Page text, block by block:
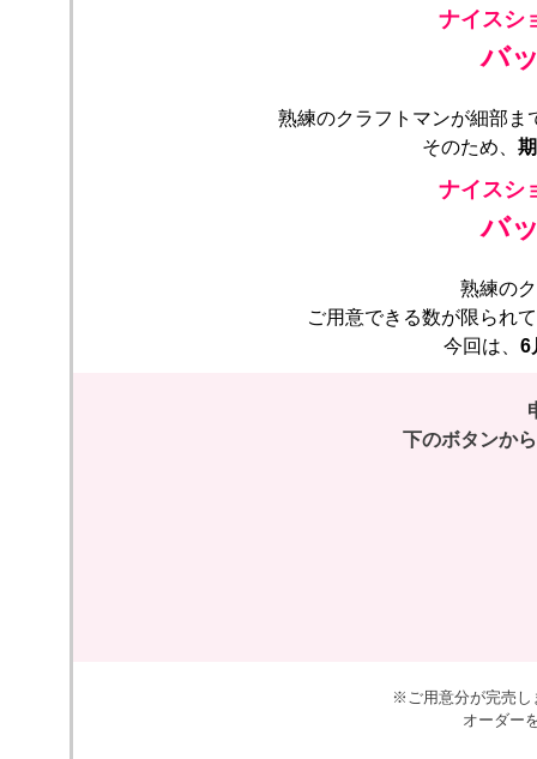
ナイスシ
バ
熟練のクラフトマンが細部ま
そのため、
ナイスシ
バ
熟練の
ご用意できる数が限られ
今回は、 6
下のボタンか
※ご用意分が完売し
オーダー